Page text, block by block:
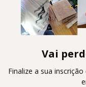
Vai
Finalize a sua